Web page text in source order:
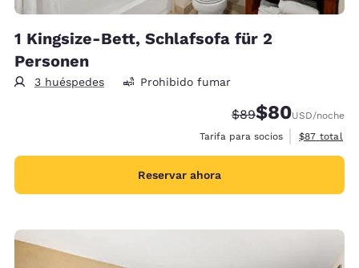
1 Kingsize-Bett, Schlafsofa für 2
Personen
3 huéspedes Prohibido fumar
Precio tachado:
$89Precio con
$80USD/noche
Tarifa para socios
Ver
$87 total
Reservar ahora